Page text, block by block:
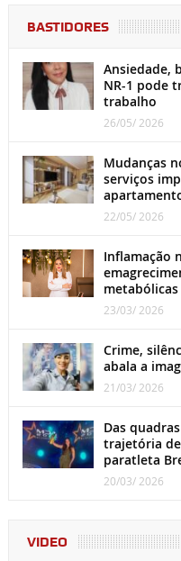
BASTIDORES
Ansiedade,
NR-1 pode
trabalho
26/05/ 2026
Mudanças
serviços
22/05/ 2026
Inflamação
metabólicas
23/03/ 2026
Crime,
abala a
21/03/ 2026
Das
trajetória
paratleta
20/03/ 2026
VIDEO